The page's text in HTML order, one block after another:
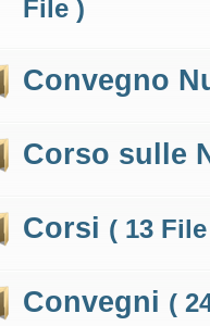
File )
Convegno
Corso sulle
Corsi ( 13
Convegni (